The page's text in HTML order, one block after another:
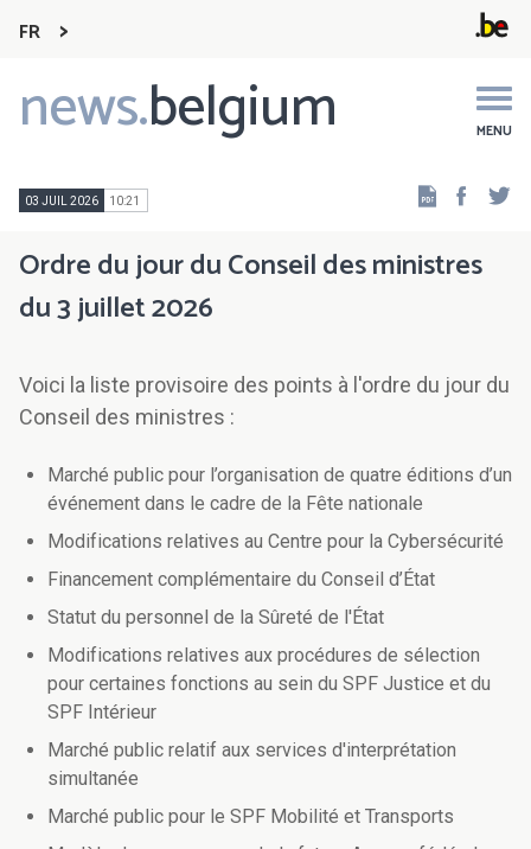
FR
news.belgium MENU
Main
navigation
03 JUIL 2026 10:21
Ordre du jour du Conseil des ministres
du 3 juillet 2026
Voici la liste provisoire des points à l'ordre du jour du
Conseil des ministres :
Marché public pour l’organisation de quatre éditions d’un
événement dans le cadre de la Fête nationale
Modifications relatives au Centre pour la Cybersécurité
Financement complémentaire du Conseil d’État
Statut du personnel de la Sûreté de l'État
Modifications relatives aux procédures de sélection
pour certaines fonctions au sein du SPF Justice et du
SPF Intérieur
Marché public relatif aux services d'interprétation
simultanée
Marché public pour le SPF Mobilité et Transports